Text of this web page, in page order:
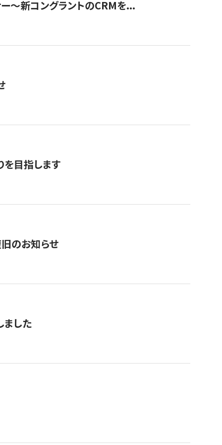
ー〜新コングラントのCRMを...
を目指します
のお知らせ
ました